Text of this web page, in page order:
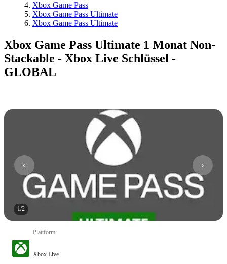
Xbox Game Pass
Xbox Game Pass Ultimate
Xbox Game Pass Ultimate
Xbox Game Pass Ultimate 1 Monat Non-
Stackable - Xbox Live Schlüssel -
GLOBAL
1/2
Plattform:
Xbox Live